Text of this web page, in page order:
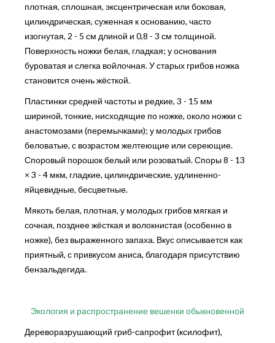
плотная, сплошная, эксцентрическая или боковая,
цилиндрическая, суженная к основанию, часто
изогнутая, 2 - 5 см длиной и 0,8 - 3 см толщиной.
Поверхность ножки белая, гладкая; у основания
буроватая и слегка войлочная. У старых грибов ножка
становится очень жёсткой.
Пластинки средней частоты и редкие, 3 - 15 мм
шириной, тонкие, нисходящие по ножке, около ножки с
анастомозами (перемычками); у молодых грибов
беловатые, с возрастом желтеющие или сереющие.
Споровый порошок белый или розоватый. Споры 8 - 13
× 3 - 4 мкм, гладкие, цилиндрические, удлиненно-
яйцевидные, бесцветные.
Мякоть белая, плотная, у молодых грибов мягкая и
сочная, позднее жёсткая и волокнистая (особенно в
ножке), без выраженного запаха. Вкус описывается как
приятный, с привкусом аниса, благодаря присутствию
бензальдегида.
Экология и распространение вешенки обыкновенной
Дереворазрушающий гриб-сапрофит (ксилофит),